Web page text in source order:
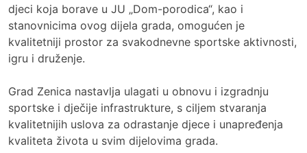
djeci koja borave u JU „Dom-porodica“, kao i
stanovnicima ovog dijela grada, omogućen je
kvalitetniji prostor za svakodnevne sportske aktivnosti,
igru i druženje.
Grad Zenica nastavlja ulagati u obnovu i izgradnju
sportske i dječije infrastrukture, s ciljem stvaranja
kvalitetnijih uslova za odrastanje djece i unapređenja
kvaliteta života u svim dijelovima grada.